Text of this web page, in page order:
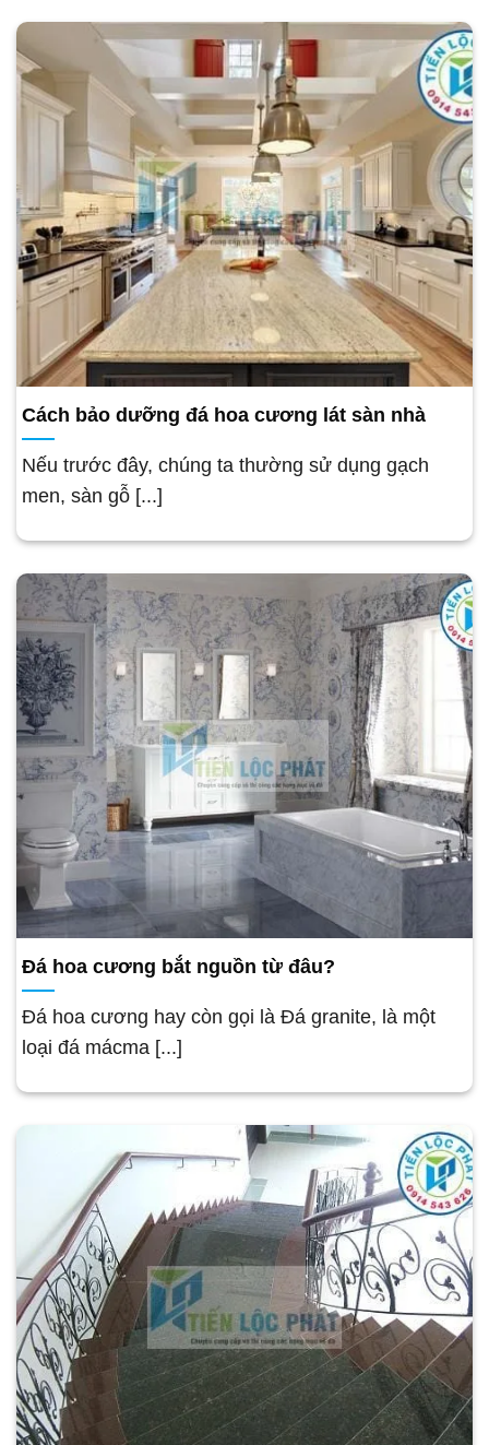
Cách bảo dưỡng đá hoa cương lát sàn nhà
Nếu trước đây, chúng ta thường sử dụng gạch
men, sàn gỗ [...]
Đá hoa cương bắt nguồn từ đâu?
Đá hoa cương hay còn gọi là Đá granite, là một
loại đá mácma [...]